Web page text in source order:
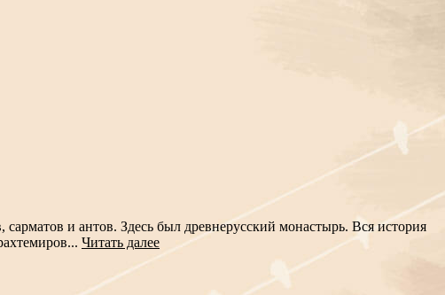
и антов. Здесь был древнерусский монастырь. Вся история
Читать далее